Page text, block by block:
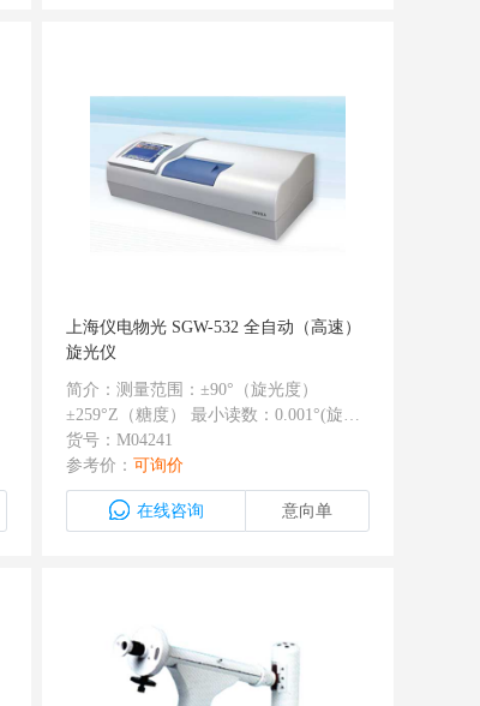
上海仪电物光 SGW-532 全自动（高速）
旋光仪
简介：测量范围：±90°（旋光度）
±259°Z（糖度） 最小读数：0.001°(旋光
度) 相对误差：±0.004℃ 重复性：≤0.002°
零位重复性：0.001℃ 响应速度（全量
程）：8℃/秒 测量时间：平均26秒可测6
次 温度控制：可控温帕尔贴（内置） 温
货号：M04241
参考价： 可询价
在线咨询 意向单